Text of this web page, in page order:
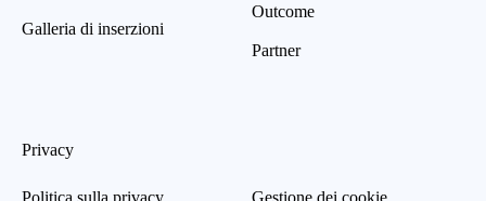
Galleria di inserzioni
Outcome
Partner
Privacy
Politica sulla privacy Gestione dei cookie